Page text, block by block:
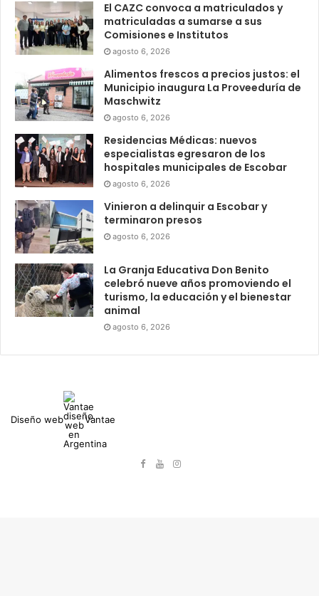
El CAZC convoca a matriculados y
matriculadas a sumarse a sus
Comisiones e Institutos
agosto 6, 2026
Alimentos frescos a precios justos: el
Municipio inaugura La Proveeduría de
Maschwitz
agosto 6, 2026
Residencias Médicas: nuevos
especialistas egresaron de los
hospitales municipales de Escobar
agosto 6, 2026
Vinieron a delinquir a Escobar y
terminaron presos
agosto 6, 2026
La Granja Educativa Don Benito
celebró nueve años promoviendo el
turismo, la educación y el bienestar
animal
agosto 6, 2026
Diseño web Vantae